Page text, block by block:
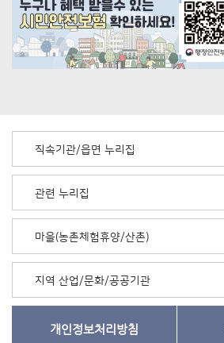
직속기관/읍면 누리집
관련 누리집
마을(농촌체험휴양/산촌)
지역 산업/문화/공공기관
개인정보처리방침